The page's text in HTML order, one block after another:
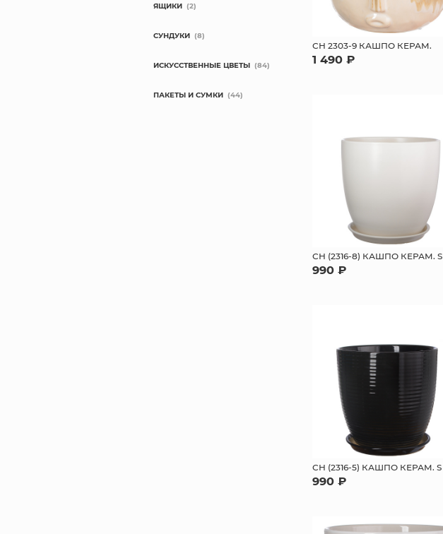
СН 2303-9 КАШПО КЕРАМ.
1 490 ₽
СН (2316-8) КАШПО КЕРАМ. S
990 ₽
СН (2316-5) КАШПО КЕРАМ. S
990 ₽
ЯЩИКИ (2)
СУНДУКИ (8)
ИСКУССТВЕННЫЕ ЦВЕТЫ (84)
ПАКЕТЫ И СУМКИ (44)